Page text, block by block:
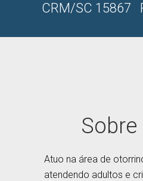
CRM/SC 15867
Atuo na área de
atendendo adultos e